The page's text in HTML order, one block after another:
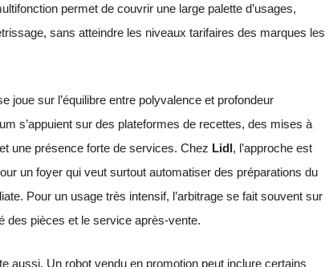
permet de couvrir une large palette d’usages,
sans atteindre les niveaux tarifaires des marques les
joue sur l’équilibre entre polyvalence et profondeur
s’appuient sur des plateformes de recettes, des mises à
une présence forte de services. Chez Lidl, l’approche est
un foyer qui veut surtout automatiser des préparations du
Pour un usage très intensif, l’arbitrage se fait souvent sur
des pièces et le service après-vente.
aussi. Un robot vendu en promotion peut inclure certains